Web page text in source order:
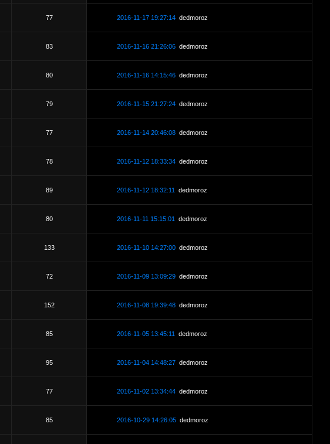
77 2016-11-17 19:27:14 dedmoroz
83 2016-11-16 21:26:06 dedmoroz
80 2016-11-16 14:15:46 dedmoroz
79 2016-11-15 21:27:24 dedmoroz
77 2016-11-14 20:46:08 dedmoroz
78 2016-11-12 18:33:34 dedmoroz
89 2016-11-12 18:32:11 dedmoroz
80 2016-11-11 15:15:01 dedmoroz
133 2016-11-10 14:27:00 dedmoroz
72 2016-11-09 13:09:29 dedmoroz
152 2016-11-08 19:39:48 dedmoroz
85 2016-11-05 13:45:11 dedmoroz
95 2016-11-04 14:48:27 dedmoroz
77 2016-11-02 13:34:44 dedmoroz
85 2016-10-29 14:26:05 dedmoroz